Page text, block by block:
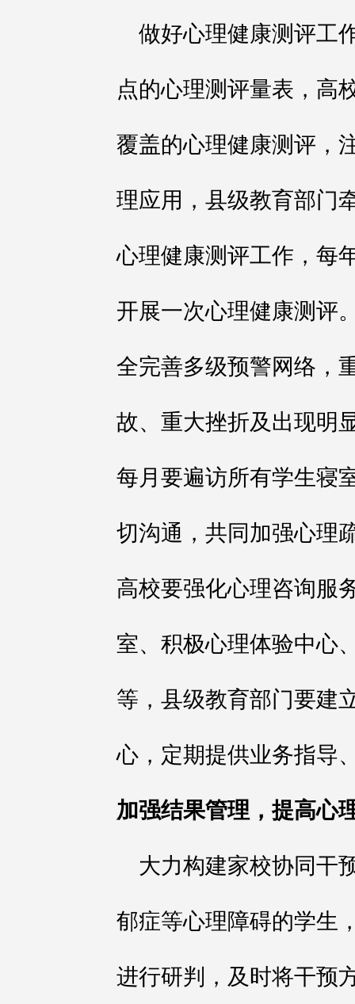
做好心理健康测评工
点的心理测评量表，高
覆盖的心理健康测评，
理应用，县级教育部门
心理健康测评工作，每
开展一次心理健康测评
全完善多级预警网络，
故、重大挫折及出现明
每月要遍访所有学生寝
切沟通，共同加强心理
高校要强化心理咨询服
室、积极心理体验中心
等，县级教育部门要建
心，定期提供业务指导
加强结果管理，提高心
大力构建家校协同干
郁症等心理障碍的学生
进行研判，及时将干预